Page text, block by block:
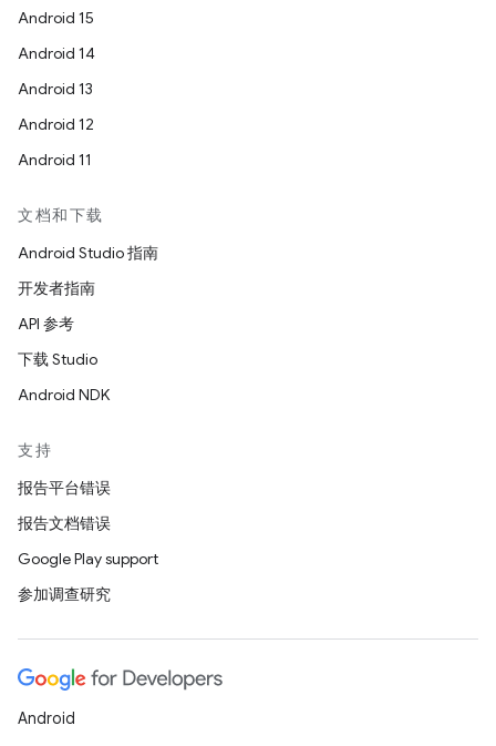
Android 15
Android 14
Android 13
Android 12
Android 11
文档和下载
Android Studio 指南
开发者指南
API 参考
下载 Studio
Android NDK
支持
报告平台错误
报告文档错误
Google Play support
参加调查研究
Android